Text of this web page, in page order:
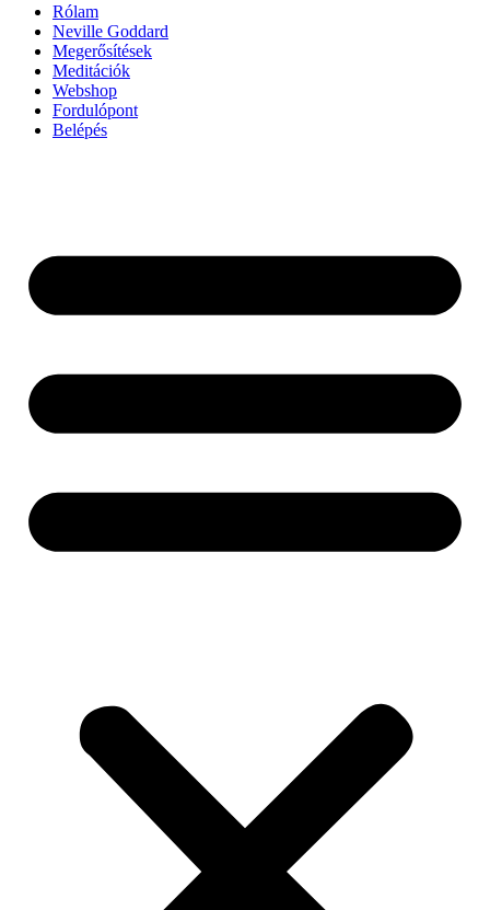
Rólam
Neville Goddard
Megerősítések
Meditációk
Webshop
Fordulópont
Belépés